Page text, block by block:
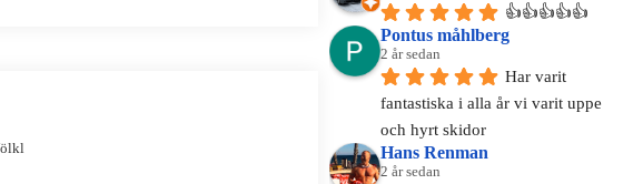
👍👍👍👍👍
Pontus måhlberg
2 år sedan
Har varit
fantastiska i alla år vi varit uppe
och hyrt skidor
Hans Renman
2 år sedan